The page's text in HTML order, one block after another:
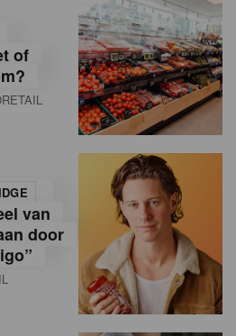
of
van
door